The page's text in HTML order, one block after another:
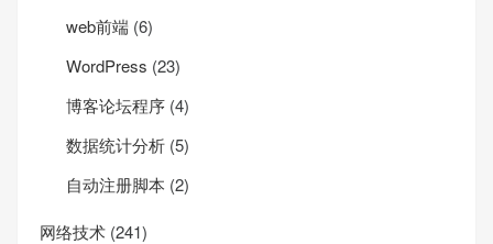
web前端 (6)
WordPress (23)
博客论坛程序 (4)
数据统计分析 (5)
自动注册脚本 (2)
网络技术 (241)